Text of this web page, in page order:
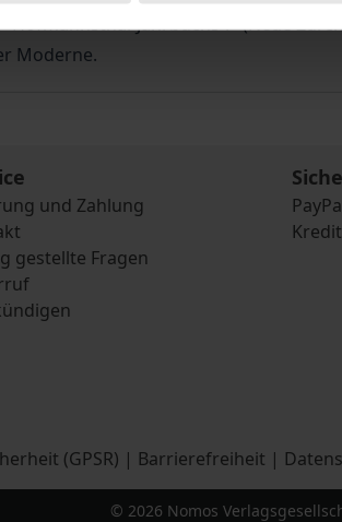
Jahrbuchs‹.« (Neue
Moderne.
und Zahlung
gestellte Fragen
(GPSR) | Barrierefreiheit |
© 2026 Nomos